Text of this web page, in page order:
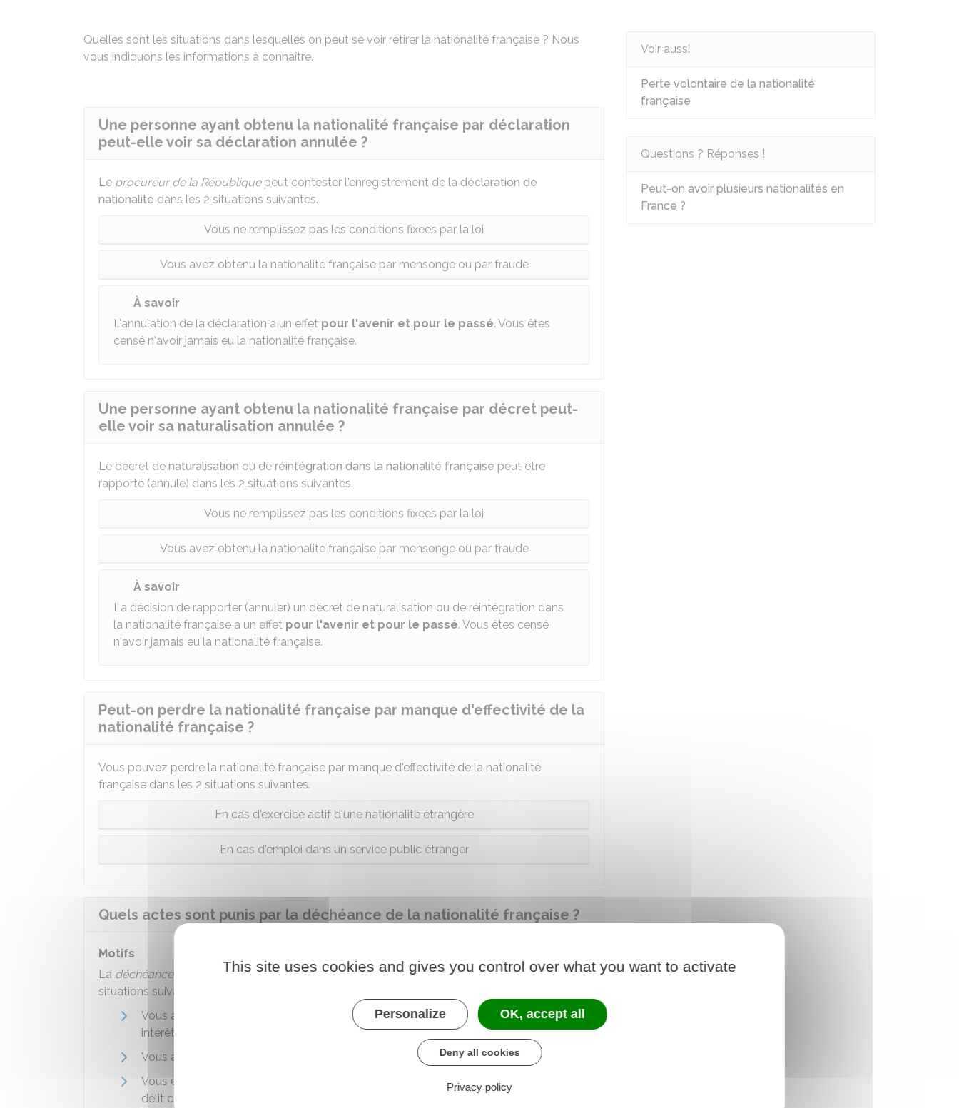
Quelles sont les situations dans lesquelles on peut se voir retirer la nationalité française ? Nous
vous indiquons les informations à connaître.
Une personne ayant obtenu la nationalité française par déclaration
peut-elle voir sa déclaration annulée ?
Le procureur de la Républiquepeut contester l'enregistrement de la déclaration de
nationalité dans les 2 situations suivantes.
Vous ne remplissez pas les conditions fixées par la loi
Vous avez obtenu la nationalité française par mensonge ou par fraude
À savoir
L'annulation de la déclaration a un effet pour l'avenir et pour le passé. Vous êtes
censé n'avoir jamais eu la nationalité française.
Une personne ayant obtenu la nationalité française par décret peut-
elle voir sa naturalisation annulée ?
Le décret de naturalisation ou de réintégration dans la nationalité française peut être
rapporté (annulé) dans les 2 situations suivantes.
Vous ne remplissez pas les conditions fixées par la loi
Vous avez obtenu la nationalité française par mensonge ou par fraude
À savoir
La décision de rapporter (annuler) un décret de naturalisation ou de réintégration dans
la nationalité française a un effet pour l'avenir et pour le passé. Vous êtes censé
n'avoir jamais eu la nationalité française.
Peut-on perdre la nationalité française par manque d'effectivité de la
nationalité française ?
Vous pouvez perdre la nationalité française par manque d'effectivité de la nationalité
française dans les 2 situations suivantes.
En cas d'exercice actif d'une nationalité étrangère
En cas d'emploi dans un service public étranger
Quels actes sont punis par la déchéance de la nationalité française ?
Motifs
La déchéancede la nationalité française peut être décidée si vous êtes dans l'une des
situations suivantes :
Vous avez été condamné pour un
ou undélitconstituant une atteinte aux
intérêts fondamentaux de la Nation
Vous avez été condamné pour un crime ou un délit constituant unacte de terrorisme
Vous exercez une fonction publique et vous avez été condamné pour un crime ou un
délit constituant une atteinte à l'administration publique. Par exemple, atteinte à une
Voir aussi
Perte volontaire de la nationalité
française
Questions ? Réponses !
Peut-on avoir plusieurs nationalités en
France ?
This site uses cookies and gives you control over what you want to activate
Personalize OK, accept all
Deny all cookies
Privacy policy